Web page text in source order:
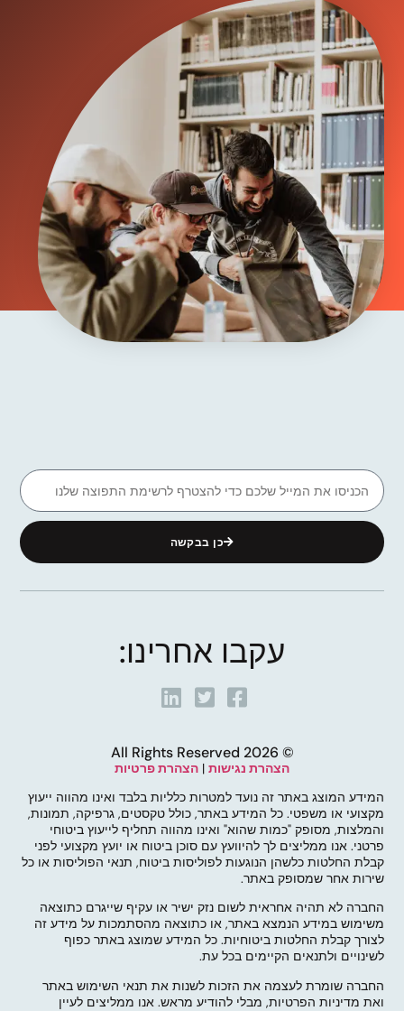
כן בבקשה
עקבו אחרינו:
© 2026 All Rights Reserved
הצהרת נגישות | הצהרת פרטיות
המידע המוצג באתר זה נועד למטרות כלליות בלבד ואינו מהווה ייעוץ
מקצועי או משפטי. כל המידע באתר, כולל טקסטים, גרפיקה, תמונות,
והמלצות, מסופק "כמות שהוא" ואינו מהווה תחליף לייעוץ ביטוחי
פרטני. אנו ממליצים לך להיוועץ עם סוכן ביטוח או יועץ מקצועי לפני
קבלת החלטות כלשהן הנוגעות לפוליסות ביטוח, תנאי הפוליסות או כל
שירות אחר שמסופק באתר.
החברה לא תהיה אחראית לשום נזק ישיר או עקיף שייגרם כתוצאה
משימוש במידע הנמצא באתר, או כתוצאה מהסתמכות על מידע זה
לצורך קבלת החלטות ביטוחיות. כל המידע שמוצג באתר כפוף
לשינויים ולתנאים הקיימים בכל עת.
החברה שומרת לעצמה את הזכות לשנות את תנאי השימוש באתר
ואת מדיניות הפרטיות, מבלי להודיע מראש. אנו ממליצים לעיין